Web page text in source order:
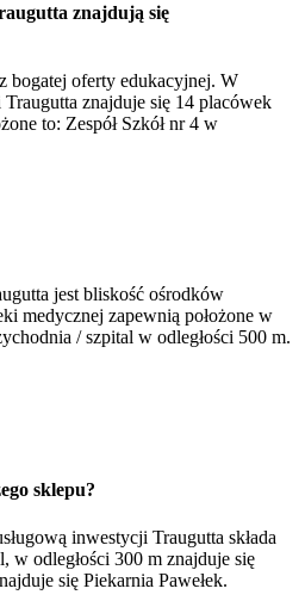
znajdują się
bogatej oferty edukacyjnej. W
znajduje się 14 placówek
to: Zespół Szkół nr 4 w
jest bliskość ośrodków
medycznej zapewnią położone w
/ szpital w odległości 500 m.
sklepu?
inwestycji Traugutta składa
w odległości 300 m znajduje się
się Piekarnia Pawełek.